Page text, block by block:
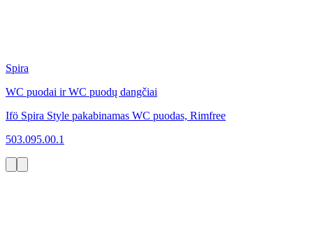
Spira
WC puodai ir WC puodų dangčiai
Ifö Spira Style pakabinamas WC puodas, Rimfree
503.095.00.1